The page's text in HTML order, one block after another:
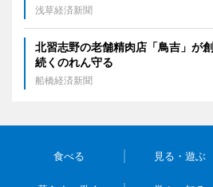
浅草経済新聞
北習志野の老舗精肉店「鳥吉」が
続くのれん守る
船橋経済新聞
食べる 見る・遊ぶ